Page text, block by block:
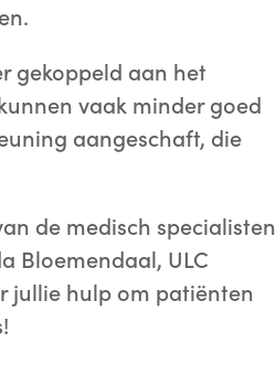
gekoppeld aan het
vaak minder goed
aangeschaft, die
de medisch specialisten
Bloemendaal, ULC
jullie hulp om patiënten